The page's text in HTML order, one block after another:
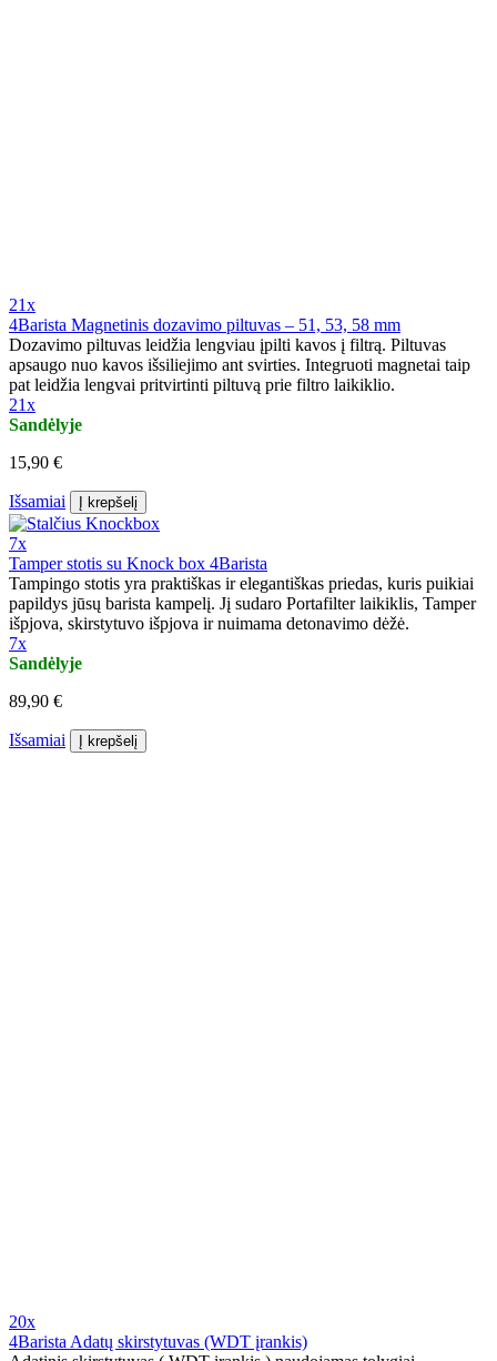
21x
4Barista Magnetinis dozavimo piltuvas – 51, 53, 58 mm
Dozavimo piltuvas leidžia lengviau įpilti kavos į filtrą. Piltuvas
apsaugo nuo kavos išsiliejimo ant svirties. Integruoti magnetai taip
pat leidžia lengvai pritvirtinti piltuvą prie filtro laikiklio.
21x
Sandėlyje
15,90 €
Išsamiai Į krepšelį
7x
Tamper stotis su Knock box 4Barista
Tampingo stotis yra praktiškas ir elegantiškas priedas, kuris puikiai
papildys jūsų barista kampelį. Jį sudaro Portafilter laikiklis, Tamper
išpjova, skirstytuvo išpjova ir nuimama detonavimo dėžė.
7x
Sandėlyje
89,90 €
Išsamiai Į krepšelį
20x
4Barista Adatų skirstytuvas (WDT įrankis)